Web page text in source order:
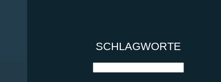
SCHLAGWORTE